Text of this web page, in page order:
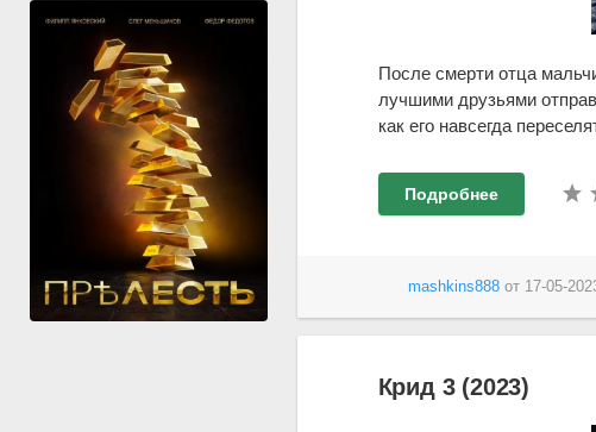
После смерти отца
лучшими друзьями
как его навсегда
Подробнее
mashkins888от 17-05-
Крид 3 (2023)